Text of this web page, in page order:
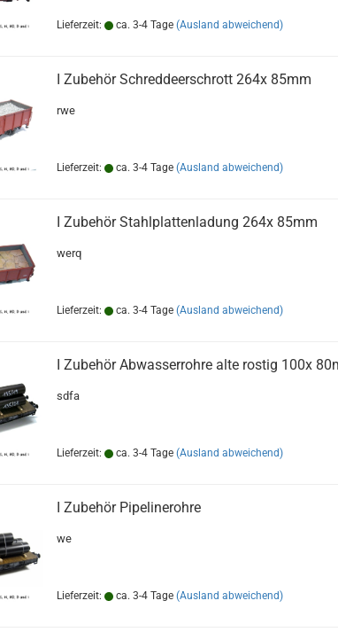
Lieferzeit: ca. 3-4 Tage (Ausland abweichend)
I Zubehör Schreddeerschrott 264x 85mm
rwe
Lieferzeit: ca. 3-4 Tage (Ausland abweichend)
I Zubehör Stahlplattenladung 264x 85mm
werq
Lieferzeit: ca. 3-4 Tage (Ausland abweichend)
I Zubehör Abwasserrohre alte rostig 100x
sdfa
Lieferzeit: ca. 3-4 Tage (Ausland abweichend)
I Zubehör Pipelinerohre
we
Lieferzeit: ca. 3-4 Tage (Ausland abweichend)